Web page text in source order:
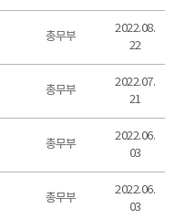
총무부
2022.08.
22
총무부
2022.07.
21
총무부
2022.06.
03
총무부
2022.06.
03